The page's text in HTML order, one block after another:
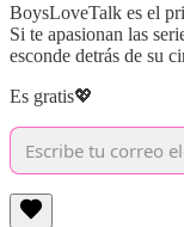
BoysLoveTalk es el
Si te apasionan las
esconde detrás de su
Es gratis💖